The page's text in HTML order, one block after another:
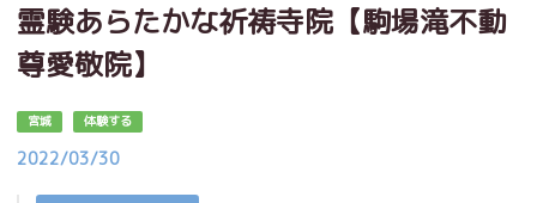
霊験あらたかな祈祷寺院【駒場滝不動
尊愛敬院】
宮城 体験する
2022/03/30